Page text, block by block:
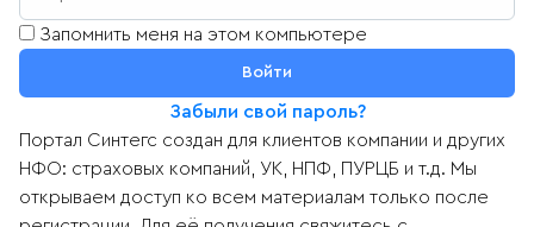
Запомнить меня на этом компьютере
Забыли свой пароль?
Портал Синтегс создан для клиентов компании и других
НФО: страховых компаний, УК, НПФ, ПУРЦБ и т.д. Мы
открываем доступ ко всем материалам только после